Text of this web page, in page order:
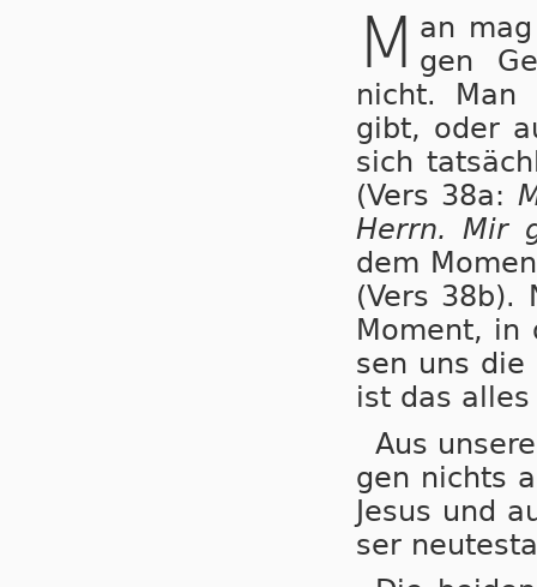
M an
gen
nicht. Man
gibt, oder
sich
(Vers 38a:
Herrn. Mir
dem
(Vers 38b).
Mo­ment,
sen uns die
ist das
Aus
gen nichts
Je­sus und
ser